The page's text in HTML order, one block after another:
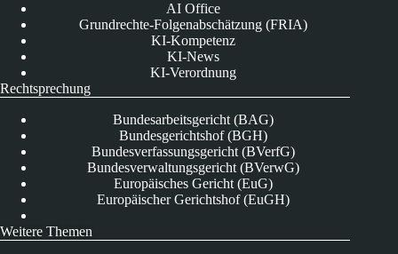
AI Office
Grundrechte-Folgenabschätzung (FRIA)
KI-Kompetenz
KI-News
KI-Verordnung
Rechtsprechung
Bundesarbeitsgericht (BAG)
Bundesgerichtshof (BGH)
Bundesverfassungsgericht (BVerfG)
Bundesverwaltungsgericht (BVerwG)
Europäisches Gericht (EuG)
Europäischer Gerichtshof (EuGH)
Weitere Themen